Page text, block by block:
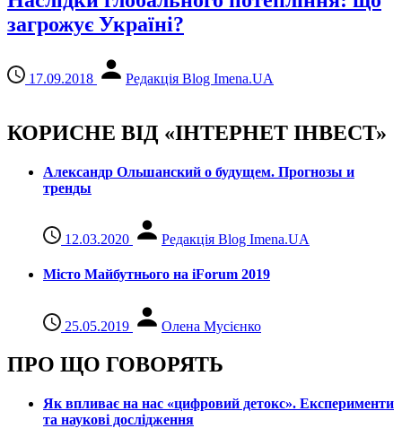
загрожує Україні?
17.09.2018 Редакція Blog Imena.UA
КОРИСНЕ ВІД «ІНТЕРНЕТ ІНВЕСТ»
Александр Ольшанский о будущем. Прогнозы и
тренды
12.03.2020 Редакція Blog Imena.UA
Місто Майбутнього на iForum 2019
25.05.2019 Олена Мусієнко
ПРО ЩО ГОВОРЯТЬ
Як впливає на нас «цифровий детокс». Експерименти
та наукові дослідження